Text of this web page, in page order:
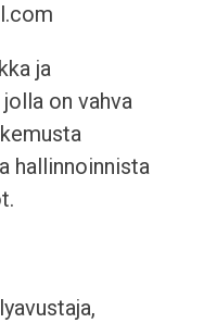
ja
on vahva
hallinnoinnista